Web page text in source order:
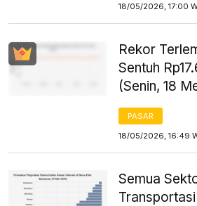
18/05/2026, 17:00
Rekor
Sentuh
(Senin, 18
PASAR
18/05/2026, 16:49
Semua